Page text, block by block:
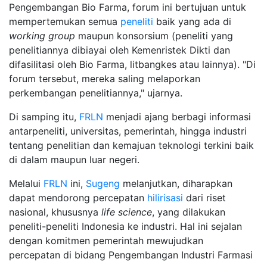
Pengembangan Bio Farma, forum ini bertujuan untuk
mempertemukan semua peneliti baik yang ada di
working group maupun konsorsium (peneliti yang
penelitiannya dibiayai oleh Kemenristek Dikti dan
difasilitasi oleh Bio Farma, litbangkes atau lainnya). "Di
forum tersebut, mereka saling melaporkan
perkembangan penelitiannya," ujarnya.
Di samping itu, FRLN menjadi ajang berbagi informasi
antarpeneliti, universitas, pemerintah, hingga industri
tentang penelitian dan kemajuan teknologi terkini baik
di dalam maupun luar negeri.
Melalui FRLN ini, Sugeng melanjutkan, diharapkan
dapat mendorong percepatan hilirisasi dari riset
nasional, khususnya life science, yang dilakukan
peneliti-peneliti Indonesia ke industri. Hal ini sejalan
dengan komitmen pemerintah mewujudkan
percepatan di bidang Pengembangan Industri Farmasi